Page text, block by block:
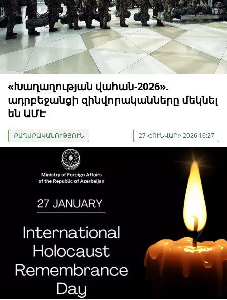
«Խաղաղության վահան-2026».
ադրբեջանցի զինվորականները մեկնել
են ԱՄԷ
ՔԱՂԱՔԱԿԱՆՈՒԹՅՈՒՆ 27 ՀՈՒՆՎԱՐԻ 2026 16:27